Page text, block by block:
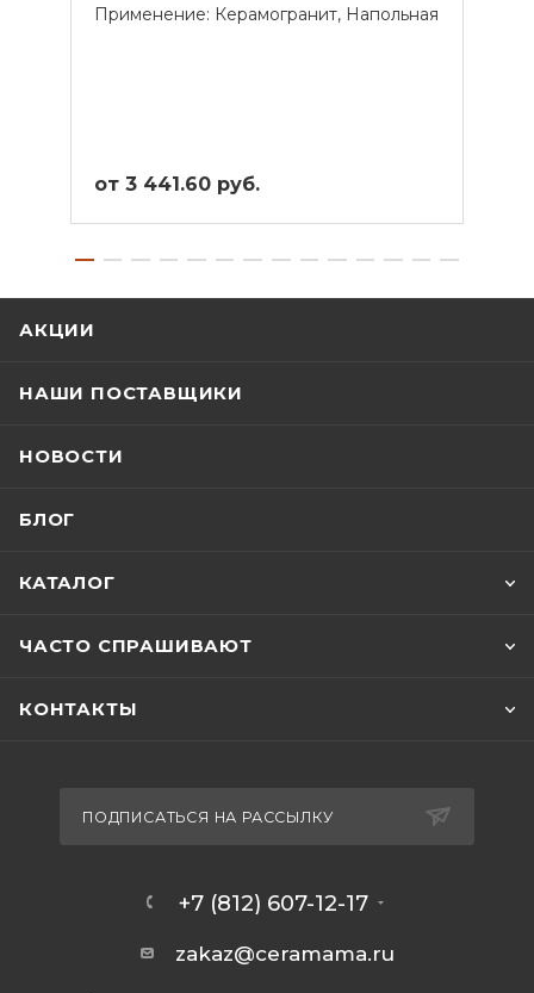
Применение: Керамогранит, Напольная
от 3 441.60 руб.
АКЦИИ
НАШИ ПОСТАВЩИКИ
НОВОСТИ
БЛОГ
КАТАЛОГ
ЧАСТО СПРАШИВАЮТ
КОНТАКТЫ
ПОДПИСАТЬСЯ НА РАССЫЛКУ
+7 (812) 607-12-17
zakaz@ceramama.ru